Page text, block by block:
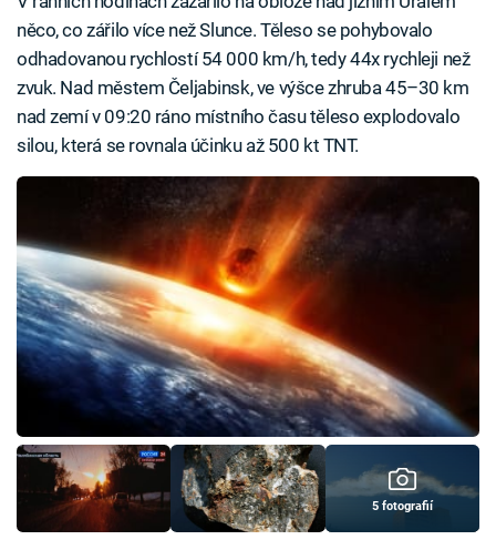
něco, co zářilo více než Slunce. Těleso se pohybovalo
odhadovanou rychlostí 54 000 km/h, tedy 44x rychleji než
zvuk. Nad městem Čeljabinsk, ve výšce zhruba 45–30 km
nad zemí v 09:20 ráno místního času těleso explodovalo
silou, která se rovnala účinku až 500 kt TNT.
5 fotografií